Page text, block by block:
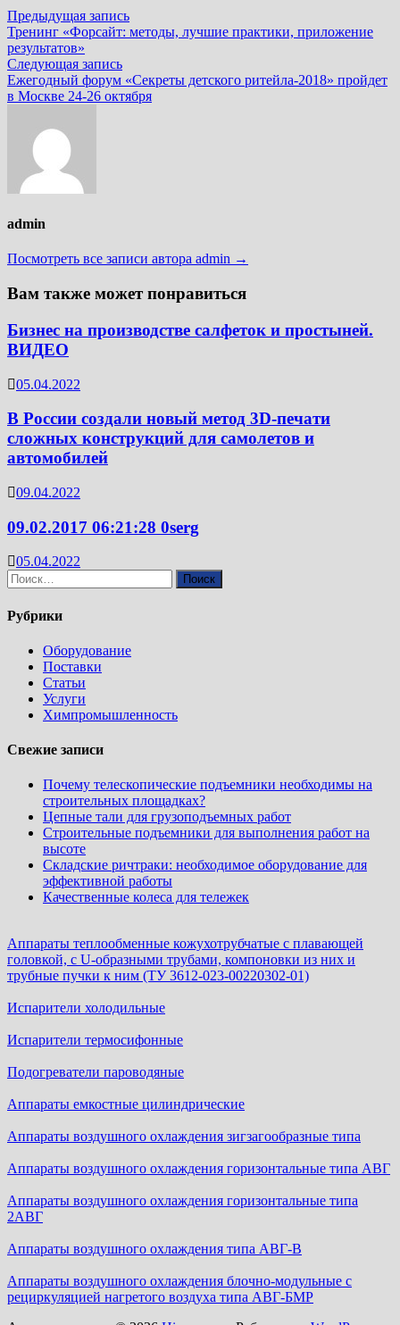
Навигация
по
записям
Предыдущая записьПредыдущая
запись:
Тренинг «Форсайт: методы, лучшие практики, приложение
результатов»
Следующая записьСледующая
запись:
Ежегодный форум «Секреты детского ритейла-2018» пройдет
в Москве 24-26 октября
admin
Посмотреть все записи автора admin →
Вам также может понравиться
Бизнес на производстве салфеток и простыней.
ВИДЕО
05.04.2022
В России создали новый метод 3D-печати
сложных конструкций для самолетов и
автомобилей
09.04.2022
09.02.2017 06:21:28 0serg
05.04.2022
Найти:
Рубрики
Оборудование
Поставки
Статьи
Услуги
Химпромышленность
Свежие записи
Почему телескопические подъемники необходимы на
строительных площадках?
Цепные тали для грузоподъемных работ
Строительные подъемники для выполнения работ на
высоте
Складские ричтраки: необходимое оборудование для
эффективной работы
Качественные колеса для тележек
Аппараты теплообменные кожухотрубчатые c плавающей
головкой, с U-образными трубами, компоновки из них и
трубные пучки к ним (ТУ 3612-023-00220302-01)
Испарители холодильные
Испарители термосифонные
Подогреватели пароводяные
Аппараты емкостные цилиндрические
Аппараты воздушного охлаждения зигзагообразные типа
Аппараты воздушного охлаждения горизонтальные типа АВГ
Аппараты воздушного охлаждения горизонтальные типа
2АВГ
Аппараты воздушного охлаждения типа АВГ-В
Аппараты воздушного охлаждения блочно-модульные с
рециркуляцией нагретого воздуха типа АВГ-БМР